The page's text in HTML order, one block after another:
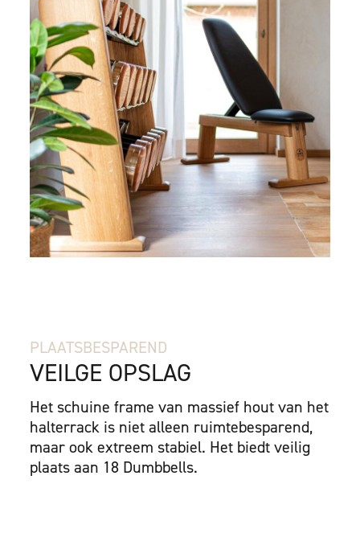
PLAATSBESPAREND
VEILGE OPSLAG
Het schuine frame van massief hout van het
halterrack is niet alleen ruimtebesparend,
maar ook extreem stabiel. Het biedt veilig
plaats aan 18 Dumbbells.